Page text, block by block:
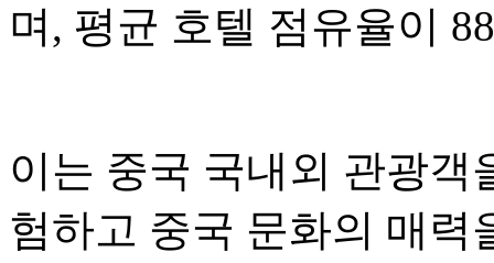
며, 평균 호텔 점유율이
이는 중국 국내외 관광객
험하고 중국 문화의 매력